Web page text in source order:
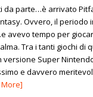
da parte…è arrivato
Ovvero, il periodo
avevo tempo per
Tra i tanti giochi di
Super
e davvero